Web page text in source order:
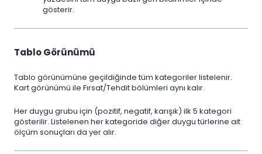
gösterir.
Tablo Görünümü
Tablo görünümüne geçildiğinde tüm kategoriler listelenir.
Kart görünümü ile Fırsat/Tehdit bölümleri aynı kalır.
Her duygu grubu için (pozitif, negatif, karışık) ilk 5 kategori
gösterilir. Listelenen her kategoride diğer duygu türlerine ait
ölçüm sonuçları da yer alır.